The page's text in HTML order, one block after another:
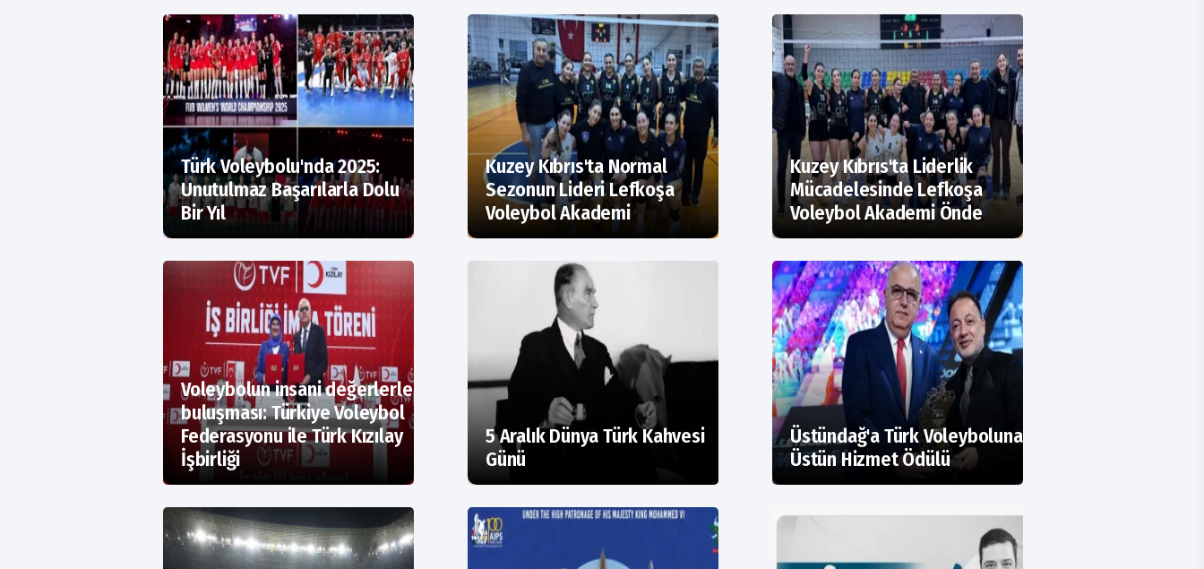
Türk Voleybolu'nda 2025:
Unutulmaz Başarılarla Dolu
Bir Yıl
Kuzey Kıbrıs'ta Normal
Sezonun Lideri Lefkoşa
Voleybol Akademi
Kuzey Kıbrıs'ta Liderlik
Mücadelesinde Lefkoşa
Voleybol Akademi Önde
Voleybolun insani değerlerle
buluşması: Türkiye Voleybol
Federasyonu ile Türk Kızılay
İşbirliği
5 Aralık Dünya Türk Kahvesi
Günü
Üstündağ'a Türk Voleyboluna
Üstün Hizmet Ödülü